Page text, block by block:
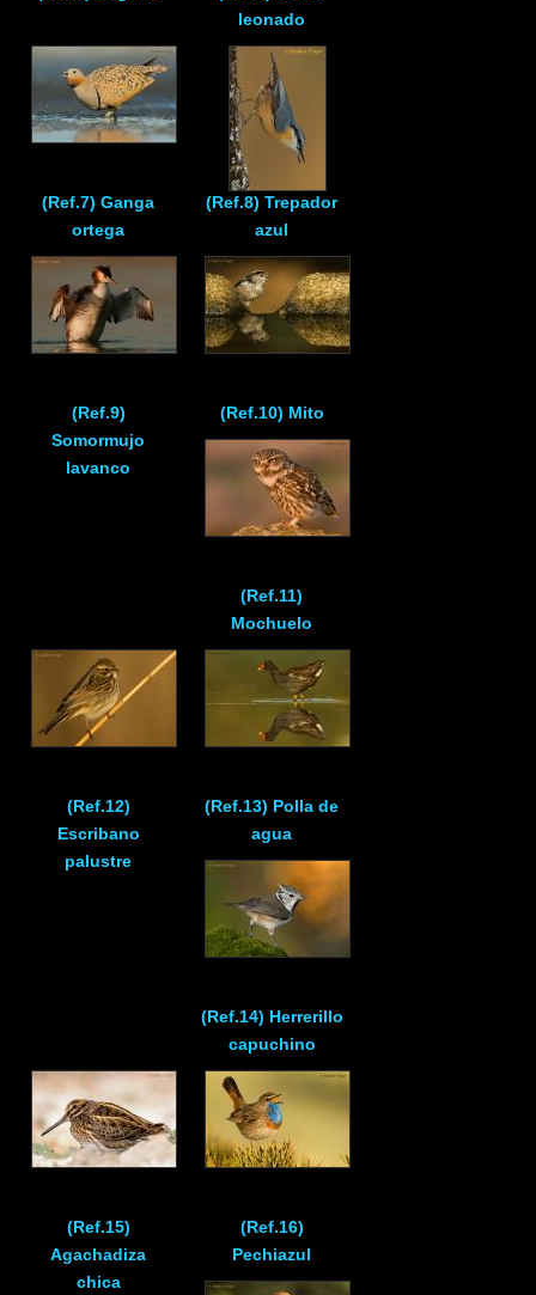
leonado
(Ref.7) Ganga
ortega
(Ref.8) Trepador
azul
(Ref.9)
Somormujo
lavanco
(Ref.10) Mito
(Ref.11)
Mochuelo
(Ref.12)
Escribano
palustre
(Ref.13) Polla de
agua
(Ref.14) Herrerillo
capuchino
(Ref.15)
Agachadiza
chica
(Ref.16)
Pechiazul